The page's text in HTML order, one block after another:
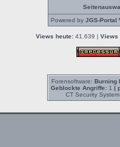
Powered by JGS-Portal
Views heute: 41.639 | Views
Forensoftware: Burning
Geblockte Angriffe:1 |
CT Security